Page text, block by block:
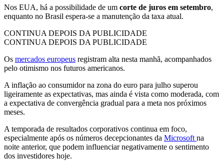
Nos EUA, há a possibilidade de um corte de juros em setembro,
enquanto no Brasil espera-se a manutenção da taxa atual.
CONTINUA DEPOIS DA PUBLICIDADE
CONTINUA DEPOIS DA PUBLICIDADE
Os mercados europeus registram alta nesta manhã, acompanhados
pelo otimismo nos futuros americanos.
A inflação ao consumidor na zona do euro para julho superou
ligeiramente as expectativas, mas ainda é vista como moderada, com
a expectativa de convergência gradual para a meta nos próximos
meses.
A temporada de resultados corporativos continua em foco,
especialmente após os números decepcionantes da Microsoft na
noite anterior, que podem influenciar negativamente o sentimento
dos investidores hoje.